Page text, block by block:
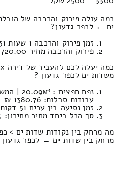
ים ← לכפר גדעון?
זמן פירוק והרכבה 1 שעות 31 דקות
פירוק והרכבה מחיר 720.00
משדות ים לכפר גדעון ?
עבודות סבלות: 1380.76 ₪
זמן נסיעה בין ערים 51 דקות / מחיר נסיעה 504.72 שקל
סך הכל ביחד מחיר מחירון: 2683.64 שח
מה מרחק בין נקודות שדות ים >
מרחק בין שדות ים ← לכפר גדעון הוא : 50.59